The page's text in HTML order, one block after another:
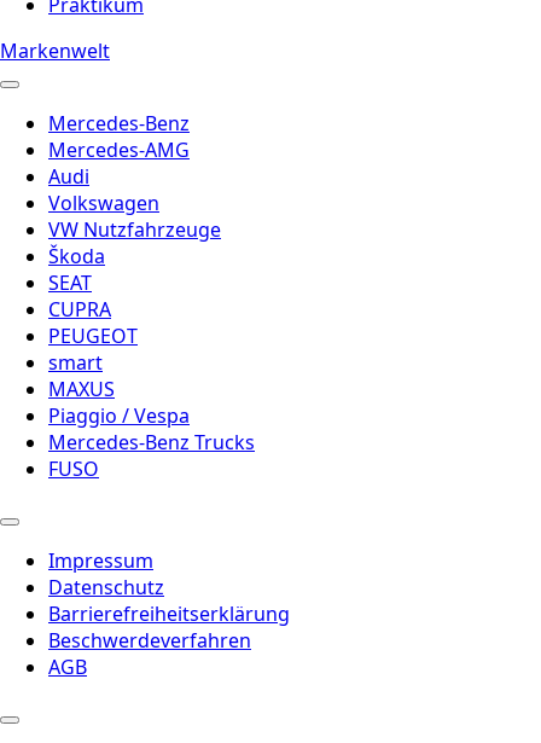
Markenwelt
Mercedes-Benz
Mercedes-AMG
Audi
Volkswagen
VW Nutzfahrzeuge
Škoda
SEAT
CUPRA
PEUGEOT
smart
MAXUS
Piaggio / Vespa
Mercedes-Benz Trucks
FUSO
Impressum
Datenschutz
Barrierefreiheitserklärung
Beschwerdeverfahren
AGB